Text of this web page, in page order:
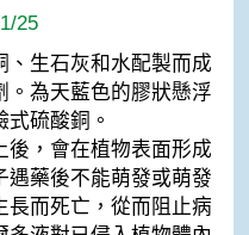
25
、生石灰和水配製而成
。為天藍色的膠狀懸浮
硫酸銅。
後，會在植物表面形成
遇藥後不能萌發或萌發
長而死亡，從而阻止病